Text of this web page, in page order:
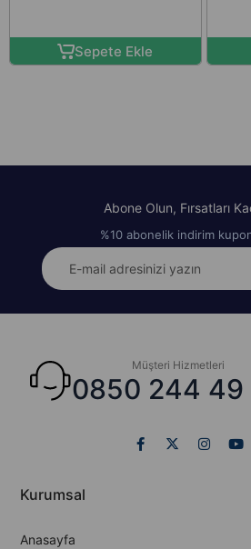
Sepete Ekle
Abone Olun, Fırsatları
%10 abonelik indirim
Müşteri Hizmetleri
0850 244 49
Kurumsal
Anasayfa